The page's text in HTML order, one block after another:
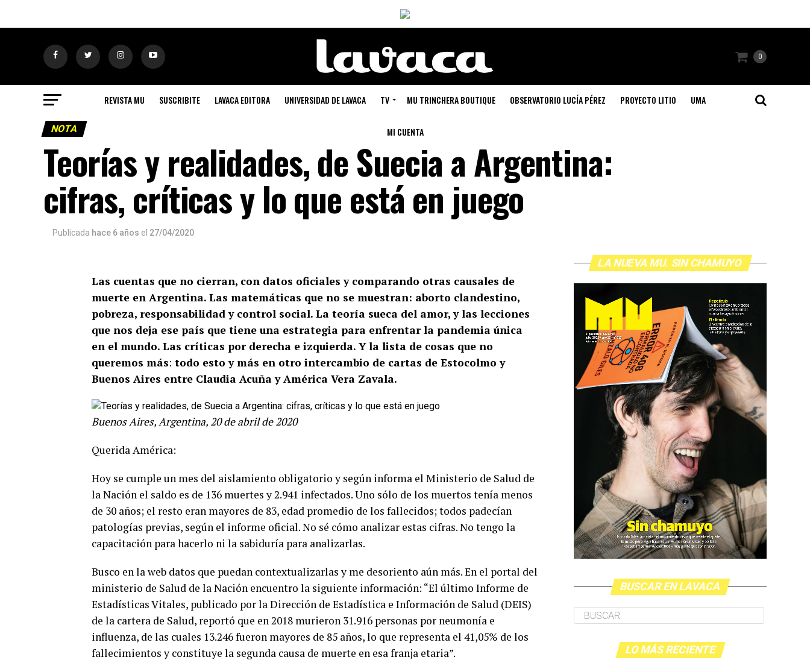
0
REVISTA MU SUSCRIBITE LAVACA EDITORA UNIVERSIDAD DE LAVACA TV MU TRINCHERA BOUTIQUE OBSERVATORIO LUCÍA PÉREZ PROYECTO LITIO UMA
MI CUENTA
NOTA
Teorías y realidades, de Suecia a Argentina:
cifras, críticas y lo que está en juego
Publicada hace 6 años el 27/04/2020
Las cuentas que no cierran, con datos oficiales y comparando otras causales de
muerte en Argentina. Las matemáticas que no se muestran: aborto clandestino,
pobreza, responsabilidad y control social. La teoría sueca del amor, y las lecciones
que nos deja ese país que tiene una estrategia para enfrentar la pandemia única
en el mundo. Las críticas por derecha e izquierda. Y la lista de cosas que no
queremos más: todo esto y más en otro intercambio de cartas de Estocolmo y
Buenos Aires entre Claudia Acuña y América Vera Zavala.
Buenos Aires, Argentina, 20 de abril de 2020
Querida América:
Hoy se cumple un mes del aislamiento obligatorio y según informa el Ministerio de Salud de
la Nación el saldo es de 136 muertes y 2.941 infectados. Uno sólo de los muertos tenía menos
de 30 años; el resto eran mayores de 83, edad promedio de los fallecidos; todos padecían
patologías previas, según el informe oficial. No sé cómo analizar estas cifras. No tengo la
capacitación para hacerlo ni la sabiduría para analizarlas.
Busco en la web datos que puedan contextualizarlas y me desoriento aún más. En el portal del
ministerio de Salud de la Nación encuentro la siguiente información: “El último Informe de
Estadísticas Vitales, publicado por la Dirección de Estadística e Información de Salud (DEIS)
de la cartera de Salud, reportó que en 2018 murieron 31.916 personas por neumonía e
influenza, de las cuales 13.246 fueron mayores de 85 años, lo que representa el 41,05% de los
fallecimientos y constituye la segunda causa de muerte en esa franja etaria”.
LA NUEVA MU. SIN CHAMUYO
BUSCAR EN LAVACA
LO MÁS RECIENTE